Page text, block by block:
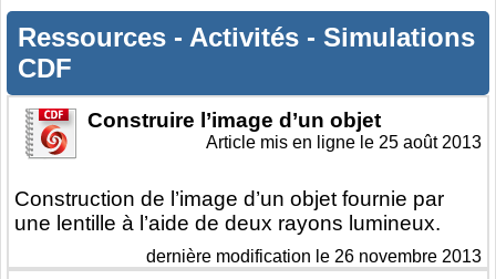
Ressources - Activités - Simulations
CDF
Construire l’image d’un objet
Construction de l’image d’un objet fournie par
une lentille à l’aide de deux rayons lumineux.
Article mis en ligne le 25 août 2013
dernière modification le 26 novembre 2013